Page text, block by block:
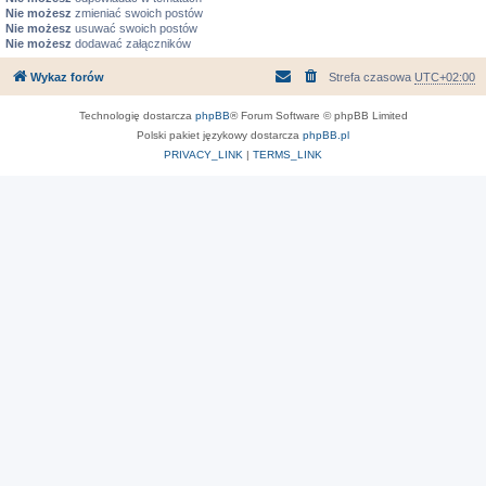
Nie możesz zmieniać swoich postów
Nie możesz usuwać swoich postów
Nie możesz dodawać załączników
Wykaz forów Strefa czasowa UTC+02:00
Technologię dostarcza phpBB® Forum Software © phpBB Limited
Polski pakiet językowy dostarcza phpBB.pl
PRIVACY_LINK | TERMS_LINK